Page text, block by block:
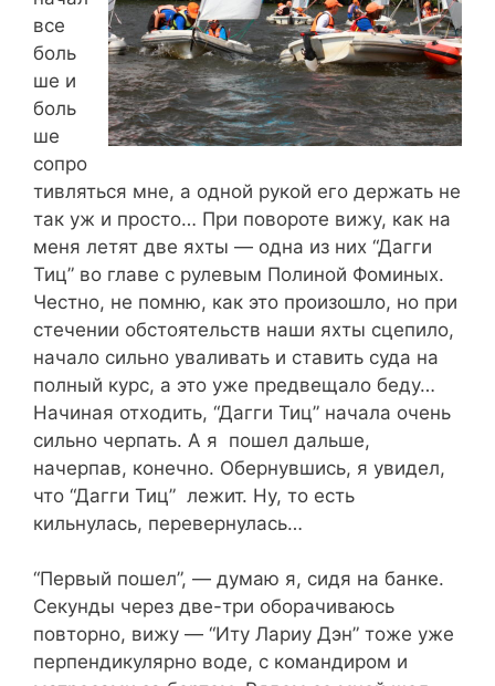
все
боль
ше и
боль
ше
сопро
тивляться мне, а одной рукой его держать не
так уж и просто… При повороте вижу, как на
меня летят две яхты — одна из них “Дагги
Тиц” во главе с рулевым Полиной Фоминых.
Честно, не помню, как это произошло, но при
стечении обстоятельств наши яхты сцепило,
начало сильно уваливать и ставить суда на
полный курс, а это уже предвещало беду…
Начиная отходить, “Дагги Тиц” начала очень
сильно черпать. А я пошел дальше,
начерпав, конечно. Обернувшись, я увидел,
что “Дагги Тиц” лежит. Ну, то есть
кильнулась, перевернулась…
“Первый пошел”, — думаю я, сидя на банке.
Секунды через две-три оборачиваюсь
повторно, вижу — “Иту Лариу Дэн” тоже уже
перпендикулярно воде, с командиром и